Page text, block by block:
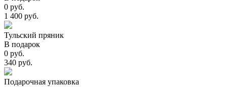
0 руб.
1 400 руб.
Тульский пряник
В подарок
0 руб.
340 руб.
Подарочная упаковка